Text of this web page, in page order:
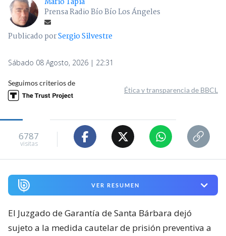
Prensa Radio Bío Bío Los Ángeles
Publicado porSergio Silvestre
Sábado 08 Agosto, 2026 | 22:31
Seguimos criterios de
Ética y transparencia de BBCL
6787
visitas
VER RESUMEN
El Juzgado de Garantía de Santa Bárbara dejó
sujeto a la medida cautelar de prisión preventiva a